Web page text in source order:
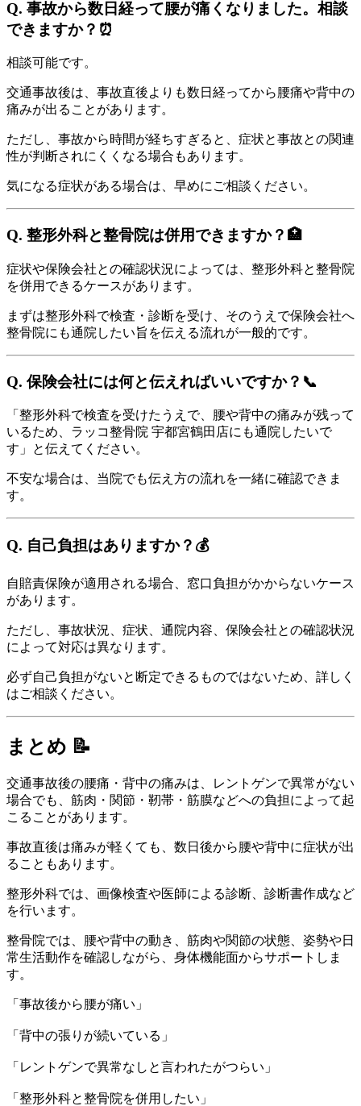
Q. 事故から数日経って腰が痛くなりました。相談
できますか？⏰
相談可能です。
交通事故後は、事故直後よりも数日経ってから腰痛や背中の
痛みが出ることがあります。
ただし、事故から時間が経ちすぎると、症状と事故との関連
性が判断されにくくなる場合もあります。
気になる症状がある場合は、早めにご相談ください。
Q. 整形外科と整骨院は併用できますか？🏥
症状や保険会社との確認状況によっては、整形外科と整骨院
を併用できるケースがあります。
まずは整形外科で検査・診断を受け、そのうえで保険会社へ
整骨院にも通院したい旨を伝える流れが一般的です。
Q. 保険会社には何と伝えればいいですか？📞
「整形外科で検査を受けたうえで、腰や背中の痛みが残って
いるため、ラッコ整骨院 宇都宮鶴田店にも通院したいで
す」と伝えてください。
不安な場合は、当院でも伝え方の流れを一緒に確認できま
す。
Q. 自己負担はありますか？💰
自賠責保険が適用される場合、窓口負担がかからないケース
があります。
ただし、事故状況、症状、通院内容、保険会社との確認状況
によって対応は異なります。
必ず自己負担がないと断定できるものではないため、詳しく
はご相談ください。
まとめ 📝
交通事故後の腰痛・背中の痛みは、レントゲンで異常がない
場合でも、筋肉・関節・靭帯・筋膜などへの負担によって起
こることがあります。
事故直後は痛みが軽くても、数日後から腰や背中に症状が出
ることもあります。
整形外科では、画像検査や医師による診断、診断書作成など
を行います。
整骨院では、腰や背中の動き、筋肉や関節の状態、姿勢や日
常生活動作を確認しながら、身体機能面からサポートしま
す。
「事故後から腰が痛い」
「背中の張りが続いている」
「レントゲンで異常なしと言われたがつらい」
「整形外科と整骨院を併用したい」